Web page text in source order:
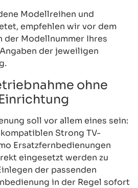
Modellreihen und
empfehlen wir vor dem
der Modellnummer Ihres
der jeweiligen
ohne
soll vor allem eines sein:
Strong TV-
Ersatzfernbedienungen
eingesetzt werden zu
der passenden
in der Regel sofort